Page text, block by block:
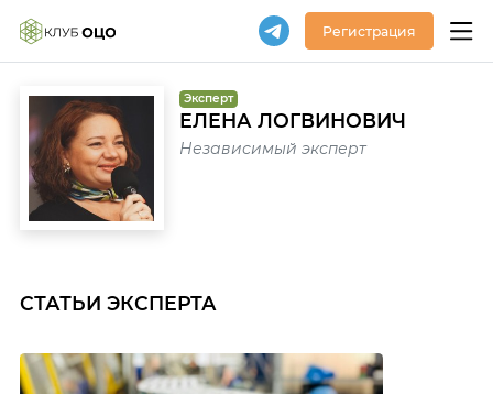
Регистрация
Эксперт
ЕЛЕНА ЛОГВИНОВИЧ
Независимый эксперт
СТАТЬИ ЭКСПЕРТА